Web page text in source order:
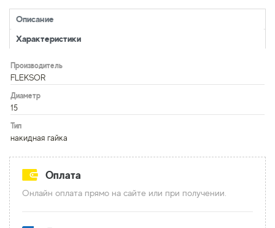
Описание
Характеристики
Производитель
FLEKSOR
Диаметр
15
Тип
накидная гайка
Оплата
Онлайн оплата прямо на сайте или при получении.